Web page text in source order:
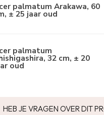
palmatum Arakawa, 60
± 25 jaar oud
palmatum
32 cm, ± 20
oud
HEB JE VRAGEN OVER DIT